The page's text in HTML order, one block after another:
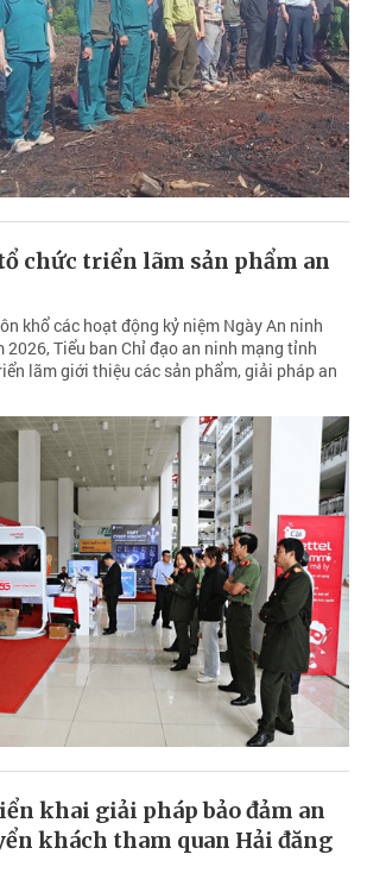
chức triển lãm sản phẩm an
khổ các hoạt động kỷ niệm Ngày An ninh
2026, Tiểu ban Chỉ đạo an ninh mạng tỉnh
lãm giới thiệu các sản phẩm, giải pháp an
khai giải pháp bảo đảm an
khách tham quan Hải đăng